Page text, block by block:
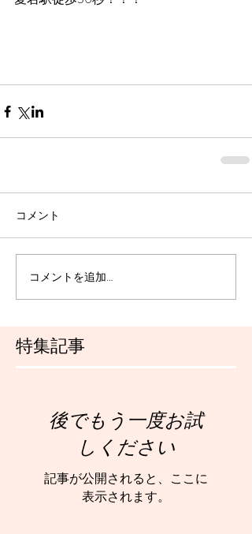
特集記事
コメント
コメントを追加…
後でもう一度お試
しください
記事が公開されると、ここに
表示されます。